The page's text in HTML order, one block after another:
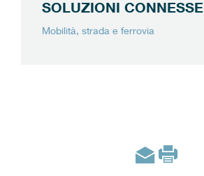
SOLUZIONI CONNESSE
Mobilità, strada e ferrovia